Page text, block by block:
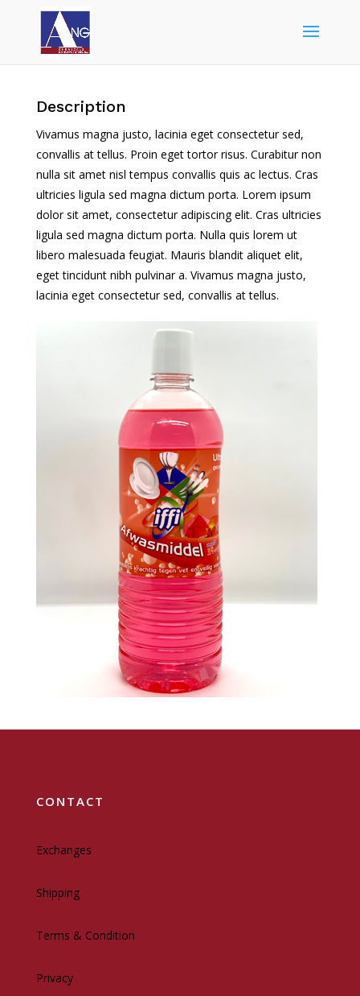
Description
Vivamus magna justo, lacinia eget consectetur sed,
convallis at tellus. Proin eget tortor risus. Curabitur non
nulla sit amet nisl tempus convallis quis ac lectus. Cras
ultricies ligula sed magna dictum porta. Lorem ipsum
dolor sit amet, consectetur adipiscing elit. Cras ultricies
ligula sed magna dictum porta. Nulla quis lorem ut
libero malesuada feugiat. Mauris blandit aliquet elit,
eget tincidunt nibh pulvinar a. Vivamus magna justo,
lacinia eget consectetur sed, convallis at tellus.
CONTACT
Exchanges
Shipping
Terms & Condition
Privacy